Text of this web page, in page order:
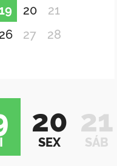
19 20
21
26 27
28
20
SEX
21
SÁB